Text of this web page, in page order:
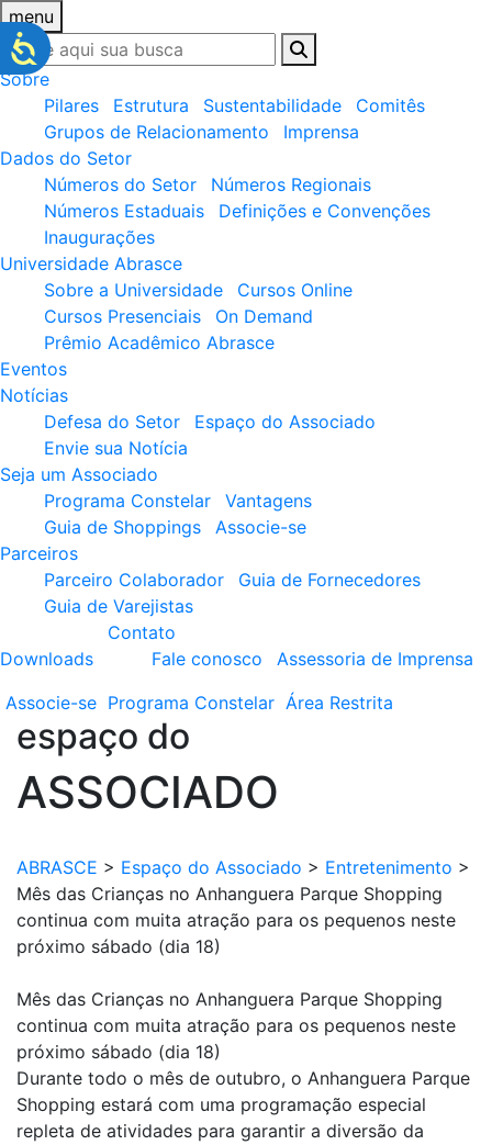
menu
Sobre
Pilares
Estrutura Sustentabilidade
Comitês
Grupos de Relacionamento
Imprensa
Dados do Setor
Números do Setor
Números Regionais
Números Estaduais
Definições e Convenções
Inaugurações
Universidade Abrasce
Sobre a Universidade
Cursos Online
Cursos Presenciais
On Demand
Prêmio Acadêmico Abrasce
Eventos
Notícias
Defesa do Setor
Espaço do Associado
Envie sua Notícia
Seja um Associado
Programa Constelar
Vantagens
Guia de Shoppings
Associe-se
Parceiros
Parceiro Colaborador
Guia de Fornecedores
Guia de Varejistas
Downloads
Contato
Fale conosco
Assessoria de Imprensa
Associe-se Programa Constelar Área Restrita
espaço do
ASSOCIADO
ABRASCE > Espaço do Associado > Entretenimento >
Mês das Crianças no Anhanguera Parque Shopping
continua com muita atração para os pequenos neste
próximo sábado (dia 18)
Mês das Crianças no Anhanguera Parque Shopping
continua com muita atração para os pequenos neste
próximo sábado (dia 18)
Durante todo o mês de outubro, o Anhanguera Parque
Shopping estará com uma programação especial
repleta de atividades para garantir a diversão da